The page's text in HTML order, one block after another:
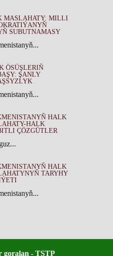
MASLAHATY: MILLI
SUBUTNAMASY
ÖSÜŞLERIŇ
ŞANLY
HALK
HALK
ÇÖZGÜTLER
HALK
TARYHY
- TSTP